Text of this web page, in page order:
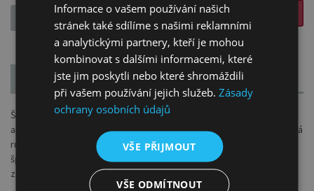
VLOŽIT DO KOŠÍKU
Špachtle je pružná a zároveň pevná, speciálně vyvinutá pro
amatérské malíře i výtvarníky. Je vyrobená z tvrzené oceli a opatřená
rukojeti z masivního dřeva. Velice dobře se s ní manipuluje. Pokud je
špachtle určena pro malbu, doporučujeme si pořídit více velikostí a
zakončení.
Informace o vašem používání našich
stránek také sdílíme s našimi reklamními
a analytickými partnery, kteří je mohou
kombinovat s dalšími informacemi, které
jste jim poskytli nebo které shromáždili
při vašem používání jejich služeb.Zásady
ochrany osobních údajů
VŠE PŘIJMOUT
VŠE ODMÍTNOUT